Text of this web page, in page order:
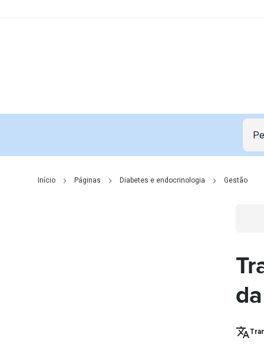
Início Páginas Diabetes e endocrinologia Gestão